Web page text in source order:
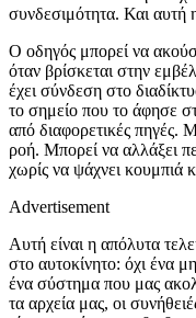
συνδεσιμότητα. Και αυτή
Ο οδηγός μπορεί να
όταν βρίσκεται στην
έχει σύνδεση στο
το σημείο που το άφησε
από διαφορετικές πηγές.
ροή. Μπορεί να αλλάξει
χωρίς να ψάχνει κουμπιά
Advertisement
Αυτή είναι η απόλυτα
στο αυτοκίνητο: όχι ένα
ένα σύστημα που μας
τα αρχεία μας, οι